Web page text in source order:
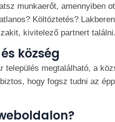
munkaerőt, amennyiben
Költöztetés?
kivitelező partnert találni.
község
település megtalálható, a
hogy fogsz tudni az